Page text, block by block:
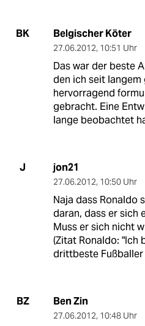
BK Belgischer Köter
27.06.2012, 10:51 Uhr
Das war der beste
den ich seit langem
hervorragend
gebracht. Eine
lange beobachtet
J jon21
27.06.2012, 10:50 Uhr
Naja dass Ronaldo
daran, dass er sich
Muss er sich nicht
(Zitat Ronaldo: "Ich
drittbeste Fußballer
BZ Ben Zin
27.06.2012, 10:48 Uhr